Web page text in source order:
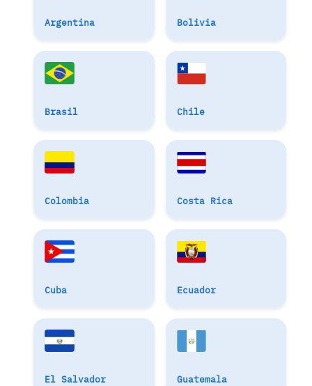
Argentina Bolivia
Brasil Chile
Colombia Costa Rica
Cuba Ecuador
El Salvador Guatemala